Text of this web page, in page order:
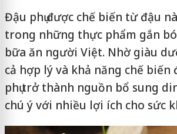
Đậu phụ được chế biến từ đậu
trong những thực phẩm gắn
bữa ăn người Việt. Nhờ giàu
cả hợp lý và khả năng chế biến
phụ trở thành nguồn bổ sung
chú ý với nhiều lợi ích cho sức